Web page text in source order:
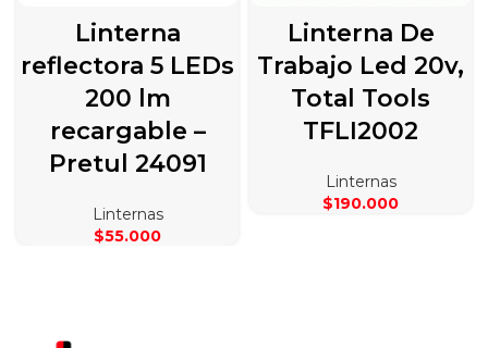
Linterna
reflectora 5 LEDs
200 lm
recargable –
Pretul 24091
Linternas
$55.000
Linterna De
Trabajo Led 20v,
Total Tools
TFLI2002
Linternas
$190.000